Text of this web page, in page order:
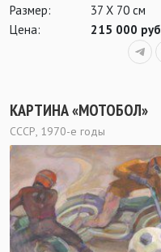
Размер:
37 Х 70 см
Цена:
215 000 руб
КАРТИНА «МОТОБОЛ»
СССР, 1970-е годы